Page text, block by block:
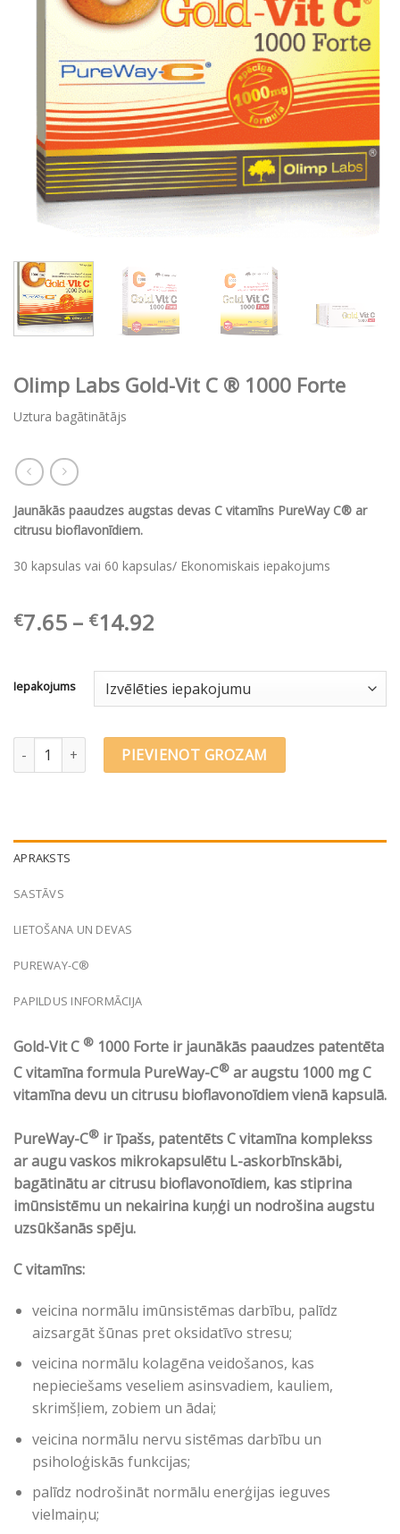
Olimp Labs Gold-Vit C ® 1000 Forte
Uztura bagātinātājs
Jaunākās paaudzes augstas devas C vitamīns PureWay C® ar
citrusu bioflavonīdiem.
30 kapsulas vai 60 kapsulas/ Ekonomiskais iepakojums
€7.65 – €14.92
€7.65
through
€14.92
Iepakojums
Olimp Labs Gold-Vit C ® 1000 Forte quantity
PIEVIENOT GROZAM
APRAKSTS
PAPILDUS INFORMĀCIJA
SASTĀVS
LIETOŠANA UN DEVAS
PUREWAY-C®
Gold-Vit C ® 1000 Forte ir jaunākās paaudzes patentēta
C vitamīna formula PureWay-C® ar augstu 1000 mg C
vitamīna devu un citrusu bioflavonoīdiem vienā kapsulā.
PureWay-C® ir īpašs, patentēts C vitamīna komplekss
ar augu vaskos mikrokapsulētu L-askorbīnskābi,
bagātinātu ar citrusu bioflavonoīdiem, kas stiprina
imūnsistēmu un nekairina kuņģi un nodrošina augstu
uzsūkšanās spēju.
C vitamīns:
veicina normālu imūnsistēmas darbību, palīdz
aizsargāt šūnas pret oksidatīvo stresu;
veicina normālu kolagēna veidošanos, kas
nepieciešams veseliem asinsvadiem, kauliem,
skrimšļiem, zobiem un ādai;
veicina normālu nervu sistēmas darbību un
psiholoģiskās funkcijas;
palīdz nodrošināt normālu enerģijas ieguves
vielmaiņu;